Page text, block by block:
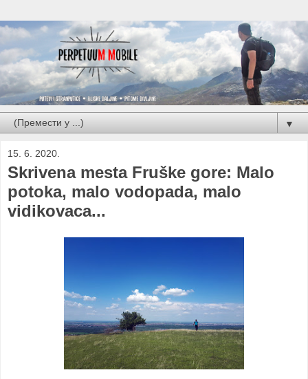
▼
15. 6. 2020.
Skrivena mesta Fruške gore: Malo
potoka, malo vodopada, malo
vidikovaca...